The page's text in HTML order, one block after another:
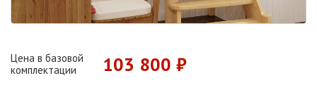
Цена в базовой
комплектации
103 800 ₽